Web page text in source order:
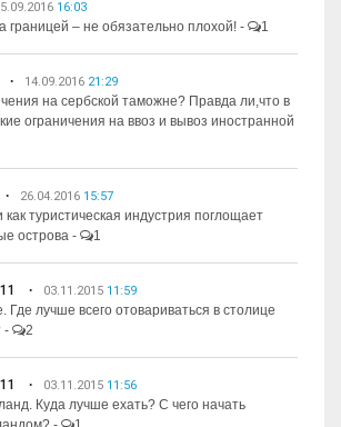
16:03
– не обязательно плохой! - 1
14.09.2016 21:29
на сербской таможне? Правда ли,что в
ограничения на ввоз и вывоз иностранной
26.04.2016 15:57
туристическая индустрия поглощает
острова - 1
03.11.2015 11:59
Где лучше всего отовариваться в столице
- 2
03.11.2015 11:56
Куда лучше ехать? С чего начать